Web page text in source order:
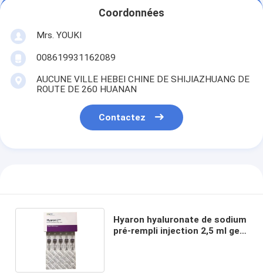
Coordonnées
Mrs. YOUKI
008619931162089
AUCUNE VILLE HEBEI CHINE DE SHIJIAZHUANG DE
ROUTE DE 260 HUANAN
Contactez
Hyaron hyaluronate de sodium
pré-rempli injection 2,5 ml gel